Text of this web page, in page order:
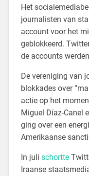
Het
journalisten van
account voor het
geblokkeerd.
de accounts
De vereniging van
blokkades over
actie op het
Miguel Díaz-Canel
ging over een
Amerikaanse
In juli schortte
Iraanse